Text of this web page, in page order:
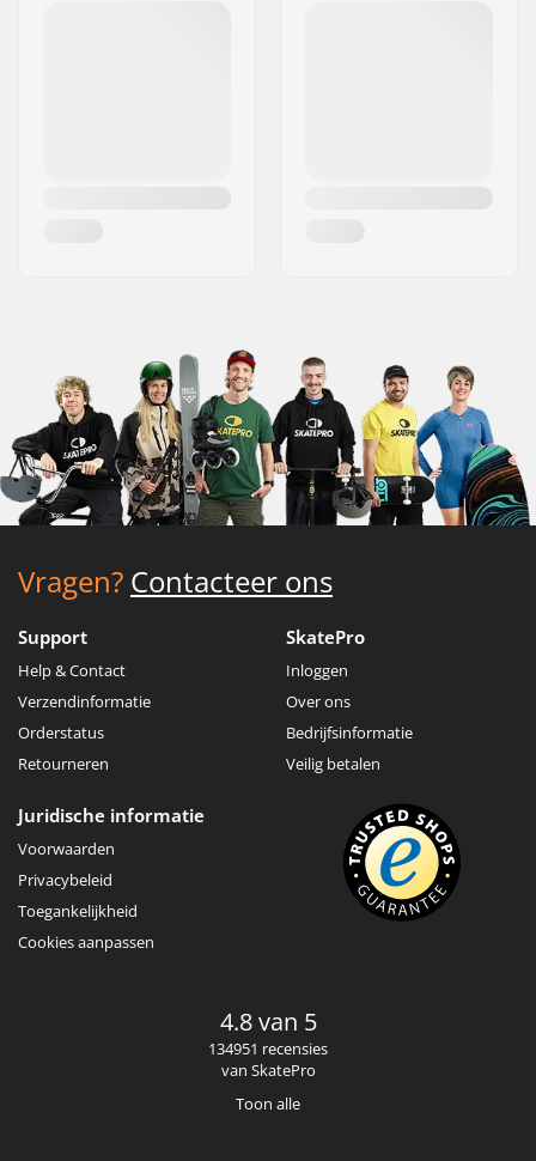
Vragen? Contacteer ons
Support
Help & Contact
Verzendinformatie
Orderstatus
Retourneren
SkatePro
Inloggen
Over ons
Bedrijfsinformatie
Veilig betalen
Juridische informatie
Voorwaarden
Privacybeleid
Toegankelijkheid
Cookies aanpassen
4.8 van 5
134951 recensies
van SkatePro
Toon alle